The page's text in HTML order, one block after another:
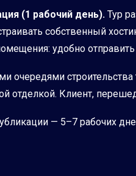
(1 рабочий день). Тур
собственный
удобно
очередями
отделкой. Клиент,
— 5–7 рабочих